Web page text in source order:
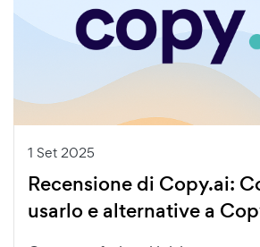
1 Set 2025
Recensione di Copy.ai:
usarlo e alternative a